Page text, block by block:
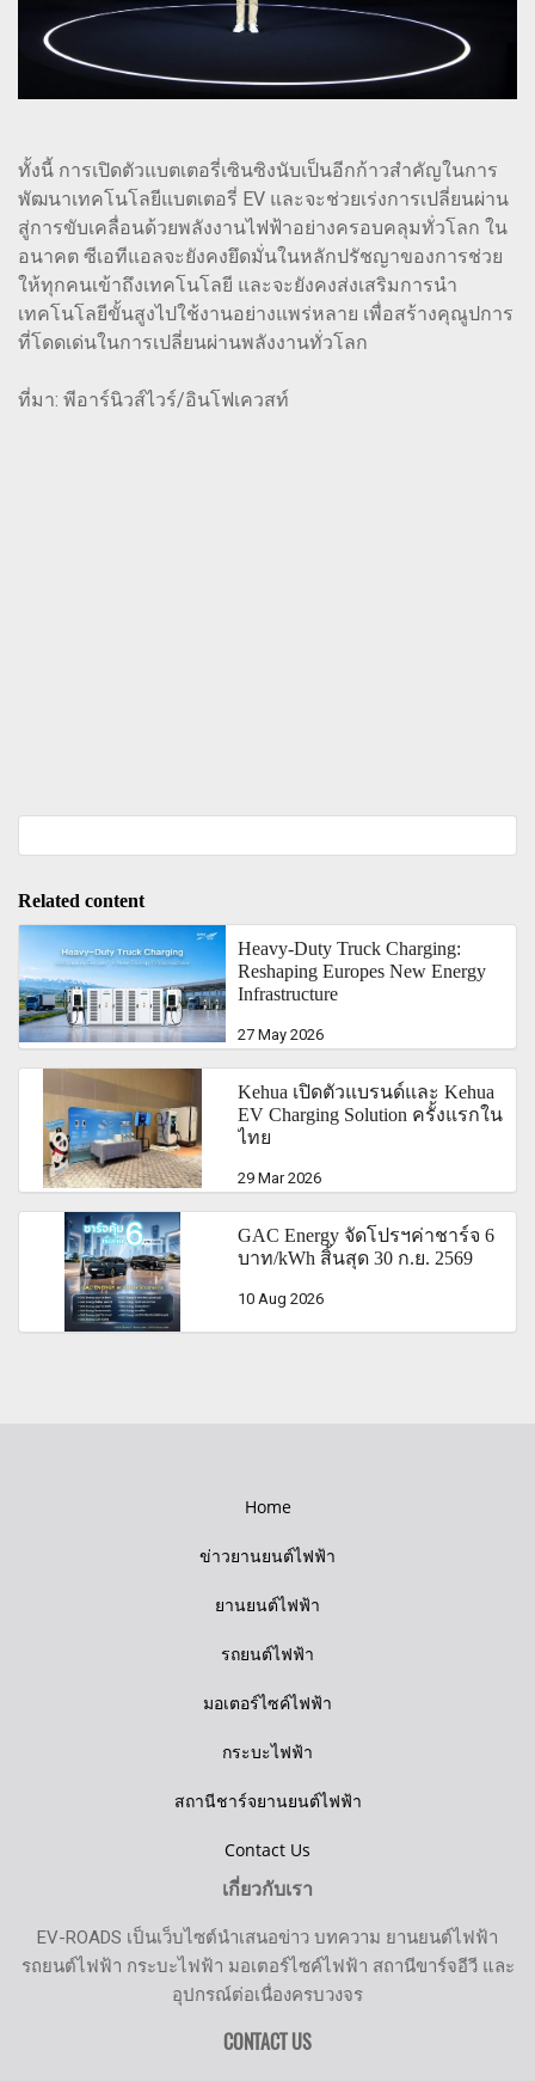
ทั้งนี้ การเปิดตัวแบตเตอรี่เซินซิงนับเป็นอีกก้าวสำคัญในการ
พัฒนาเทคโนโลยีแบตเตอรี่ EV และจะช่วยเร่งการเปลี่ยนผ่าน
สู่การขับเคลื่อนด้วยพลังงานไฟฟ้าอย่างครอบคลุมทั่วโลก ใน
อนาคต ซีเอทีแอลจะยังคงยึดมั่นในหลักปรัชญาของการช่วย
ให้ทุกคนเข้าถึงเทคโนโลยี และจะยังคงส่งเสริมการนำ
เทคโนโลยีขั้นสูงไปใช้งานอย่างแพร่หลาย เพื่อสร้างคุณูปการ
ที่โดดเด่นในการเปลี่ยนผ่านพลังงานทั่วโลก
ที่มา: พีอาร์นิวส์ไวร์/อินโฟเควสท์
Related content
Heavy-Duty Truck Charging:
Reshaping Europes New Energy
Infrastructure
27 May 2026
Kehua เปิดตัวแบรนด์และ Kehua
EV Charging Solution ครั้งแรกใน
ไทย
29 Mar 2026
GAC Energy จัดโปรฯค่าชาร์จ 6
บาท/kWh สิ้นสุด 30 ก.ย. 2569
10 Aug 2026
Home
ข่าวยานยนต์ไฟฟ้า
ยานยนต์ไฟฟ้า
รถยนต์ไฟฟ้า
มอเตอร์ไซค์ไฟฟ้า
กระบะไฟฟ้า
สถานีชาร์จยานยนต์ไฟฟ้า
Contact Us
เกี่ยวกับเรา
EV-ROADS เป็นเว็บไซต์นำเสนอข่าว บทความ ยานยนต์ไฟฟ้า
รถยนต์ไฟฟ้า กระบะไฟฟ้า มอเตอร์ไซค์ไฟฟ้า สถานีขาร์จอีวี และ
อุปกรณ์ต่อเนื่องครบวงจร
CONTACT US